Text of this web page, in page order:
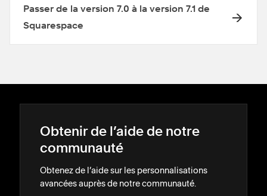
Passer de la version 7.0 à la version 7.1 de
Squarespace
Obtenir de l’aide de notre
communauté
Obtenez de l’aide sur les personnalisations
avancées auprès de notre communauté.